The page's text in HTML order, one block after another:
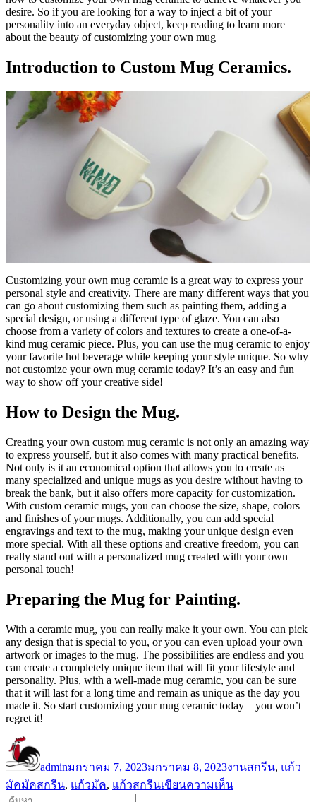
desire. So if you are looking for a way to inject a bit of your
personality into an everyday object, keep reading to learn more
about the beauty of customizing your own mug
Introduction to Custom Mug Ceramics.
Customizing your own mug ceramic is a great way to express your
personal style and creativity. There are many different ways that you
can go about customizing them such as painting them, adding a
special design, or using a different type of glaze. You can also
choose from a variety of colors and textures to create a one-of-a-
kind mug ceramic piece. Plus, you can use the mug ceramic to enjoy
your favorite hot beverage while keeping your style unique. So why
not customize your own mug ceramic today? It’s an easy and fun
way to show off your creative side!
How to Design the Mug.
Creating your own custom mug ceramic is not only an amazing way
to express yourself, but it also comes with many practical benefits.
Not only is it an economical option that allows you to create as
many specialized and unique mugs as you desire without having to
break the bank, but it also offers more capacity for customization.
With custom ceramic mugs, you can choose the size, shape, colors
and finishes of your mugs. Additionally, you can add special
engravings and text to the mug, making your unique design even
more special. With all these options and creative freedom, you can
really stand out with a personalized mug created with your own
personal touch!
Preparing the Mug for Painting.
With a ceramic mug, you can really make it your own. You can pick
any design that is special to you, or you can even upload your own
artwork or images to the mug. The possibilities are endless and you
can create a completely unique item that will fit your lifestyle and
personality. Plus, with a well-made mug ceramic, you can be sure
that it will last for a long time and remain as unique as the day you
made it. So start customizing your mug ceramic today – you won’t
regret it!
เขียน
adminเมื่อ
มกราคม 7, 2023มกราคม 8, 2023หมู่
งานสกรีน, แก้ว
มัคป้าย
มัคสกรีน, แก้วมัค, แก้วสกรีนเขียนความเห็นบน